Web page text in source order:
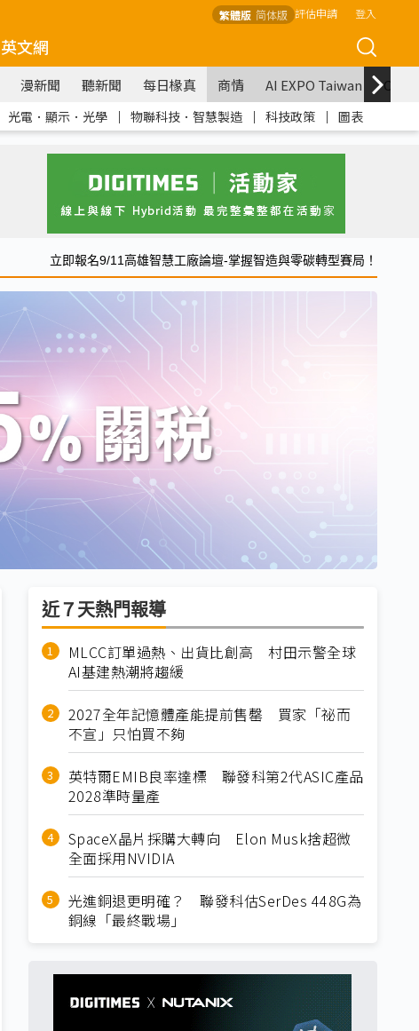
繁體版 简体版 評估申請 登入
英文網
漫新聞 聽新聞 每日椽真 商情 AI EXPO Taiwan
光電．顯示．光學 ｜ 物聯科技．智慧製造 ｜ 科技政策 ｜ 圖表
立即報名9/11高雄智慧工廠論壇-掌握智造與零碳轉型賽局！
近７天熱門報導
MLCC訂單過熱、出貨比創高 村田示警全球
AI基建熱潮將趨緩
2027全年記憶體產能提前售罄 買家「祕而
不宣」只怕買不夠
英特爾EMIB良率達標 聯發科第2代ASIC產品
2028準時量產
SpaceX晶片採購大轉向 Elon Musk捨超微
全面採用NVIDIA
光進銅退更明確？ 聯發科估SerDes 448G為
銅線「最終戰場」